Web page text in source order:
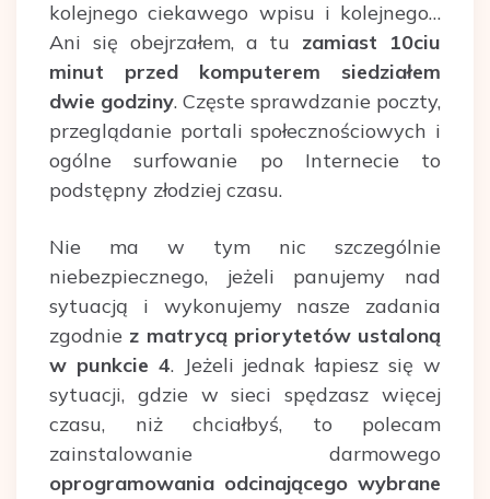
kolejnego ciekawego wpisu i kolejnego…
Ani się obejrzałem, a tu zamiast 10ciu
minut przed komputerem siedziałem
dwie godziny. Częste sprawdzanie poczty,
przeglądanie portali społecznościowych i
ogólne surfowanie po Internecie to
podstępny złodziej czasu.
Nie ma w tym nic szczególnie
niebezpiecznego, jeżeli panujemy nad
sytuacją i wykonujemy nasze zadania
zgodnie z matrycą priorytetów ustaloną
w punkcie 4. Jeżeli jednak łapiesz się w
sytuacji, gdzie w sieci spędzasz więcej
czasu, niż chciałbyś, to polecam
zainstalowanie darmowego
oprogramowania odcinającego wybrane